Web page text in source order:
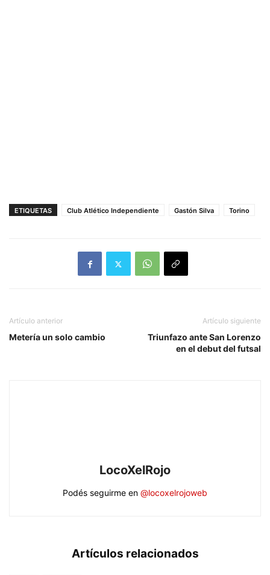
ETIQUETAS Club Atlético Independiente Gastón Silva Torino
Artículo anterior
Metería un solo cambio
Artículo siguiente
Triunfazo ante San Lorenzo
en el debut del futsal
LocoXelRojo
Podés seguirme en @locoxelrojoweb
Artículos relacionados